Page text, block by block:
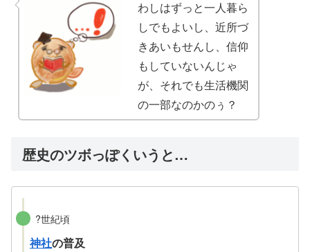
わしはずっと一人暮ら
しでもよいし、近所づ
きあいもせんし、信仰
もしていないんじゃ
が、それでも生活機関
の一部なのかのぅ？
歴史のツボっぽくいうと…
?世紀頃
神社の普及